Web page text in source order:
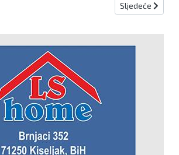
Lendo : Dodatna dva milijuna KM za općine
Sljedeći
Sljedeće